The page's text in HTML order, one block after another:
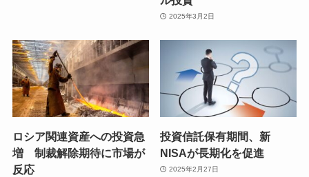
2025年3月2日
ロシア関連資産への投資急
増 制裁解除期待に市場が
反応
投資信託保有期間、新
NISAが長期化を促進
2025年2月27日